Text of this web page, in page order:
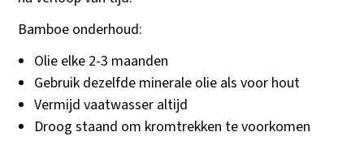
Bamboe onderhoud:
Olie elke 2-3 maanden
Gebruik dezelfde minerale olie als voor hout
Vermijd vaatwasser altijd
Droog staand om kromtrekken te voorkomen